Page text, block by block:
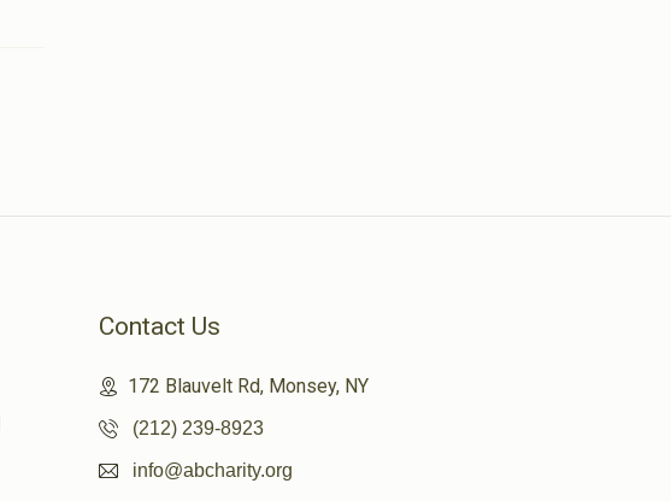
Contact Us
172 Blauvelt Rd, Monsey, NY
(212) 239-8923
info@abcharity.org